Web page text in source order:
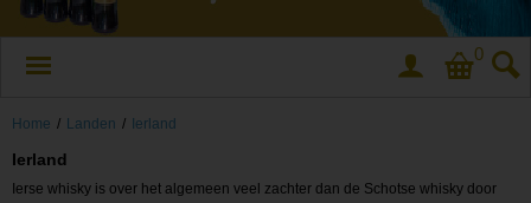
0
Home / Landen / Ierland
Ierland
Ierse whisky is over het algemeen veel zachter dan de Schotse whisky door